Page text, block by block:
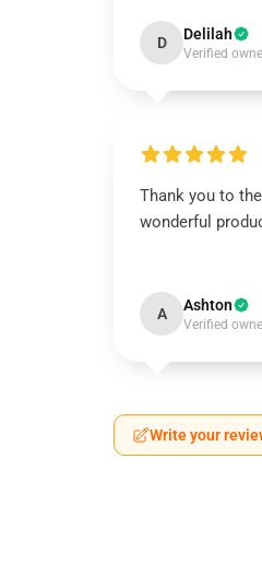
D Delilah
Verified
Thank you to
wonderful
A Ashton
Verified
Write your